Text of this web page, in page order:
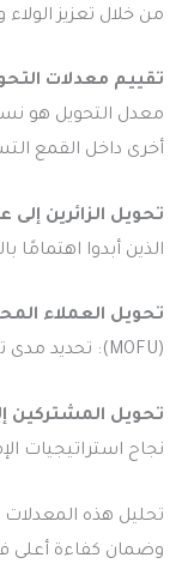
من خلال تعزيز
تقييم معدلات
معدل التحويل هو
أخرى داخل القمع
تحويل الزائرين
الذين أبدوا اهتمامًا
تحويل العملاء
(MOFU): تحديد مدى تفاعل العملاء مع المحتوى التسويقي.
تحويل المشتركين
نجاح استراتيجيات
تحليل هذه
وضمان كفاءة أعلى